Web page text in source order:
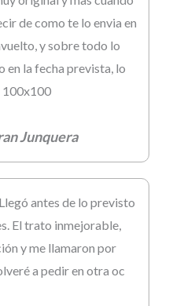
de como te lo envia en
y sobre todo lo
en la fecha prevista, lo
100x100
Junquera
antes de lo previsto
El trato inmejorable,
y me llamaron por
a pedir en otra oc